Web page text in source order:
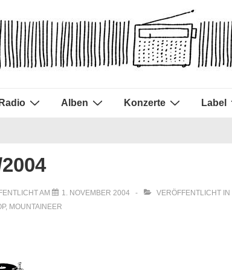
Radio Alben Konzerte Label
AM 1. NOVEMBER 2004 VERÖFFENTLICHT IN
, MOUNTAINEER